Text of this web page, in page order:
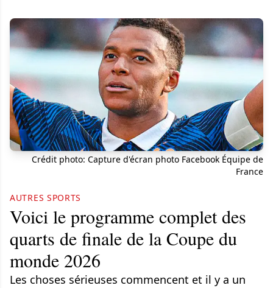
Crédit photo: Capture d'écran photo Facebook Équipe de
France
AUTRES SPORTS
Voici le programme complet des
quarts de finale de la Coupe du
monde 2026
Les choses sérieuses commencent et il y a un